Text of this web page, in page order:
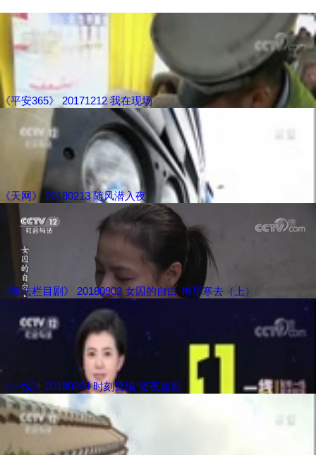
《平安365》 20171212 我在现场
《天网》 20180213 随风潜入夜
《普法栏目剧》 20180903 女囚的自白·梅尽寒去（上）
《一线》 20180204 时刻警惕·暗夜盗影